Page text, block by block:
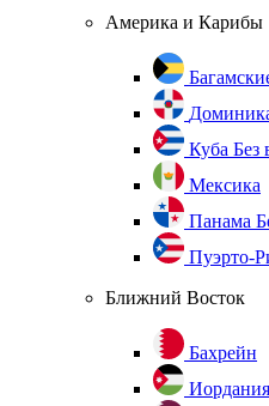
Америка и Карибы
Куба Без
Мексика
Панама
Пуэрто-
Ближний Восток
Бахрейн
Иордания